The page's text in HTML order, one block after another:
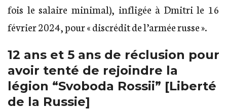
fois le salaire minimal), infligée à Dmitri le 16
février 2024, pour « discrédit de l’armée russe ».
12 ans et 5 ans de réclusion pour
avoir tenté de rejoindre la
légion “Svoboda Rossii” [Liberté
de la Russie]